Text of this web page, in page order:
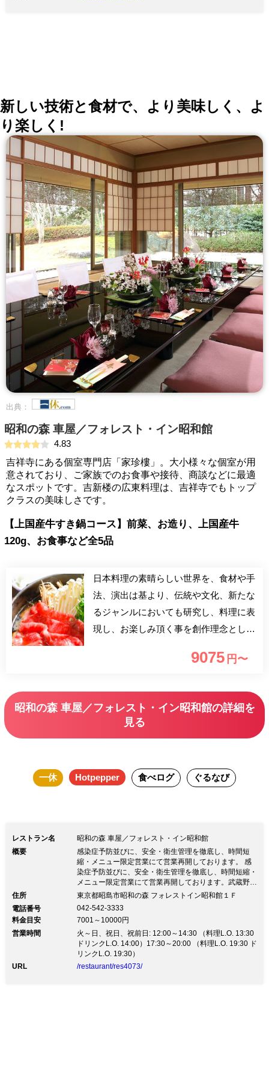
新しい技術と食材で、より美味しく、よ
り楽しく!
出典：
昭和の森 車屋／フォレスト・イン昭和館
4.83
吉祥寺にある個室専門店「家珍樓」。大小様々な個室が用
意されており、ご家族でのお食事や接待、商談などに最適
なスポットです。吉新楼の広東料理は、吉祥寺でもトップ
クラスの美味しさです。
【上国産牛すき鍋コース】前菜、お造り、上国産牛
120g、お食事など全5品
日本料理の素晴らしい世界を、食材や手
法、演出は基より、伝統や文化、新たな
るジャンルにおいても研究し、料理に表
現し、お楽しみ頂く事を創作理念とし、
ます。四季折々の食材を使用しておりま
9075 円〜
昭和の森 車屋／フォレスト・イン昭和館の詳細を
見る
一休 Hotpepper 食べログ ぐるなび
レストラン名
昭和の森 車屋／フォレスト・イン昭和館
概要
感染症予防並びに、安全・衛生管理を徹底し、時間短
縮・メニュー限定営業にて営業再開しております。 感
染症予防並びに、安全・衛生管理を徹底し、時間短縮・
メニュー限定営業にて営業再開しております。武蔵野の
自然の森や、四季それぞれに輝く樹々、 池を配した庭
武蔵野の面影を残した森の中にしっとりと佇む「昭和の
森 車屋」池を配した庭園と水辺に浮かぶ 数寄屋造りの
ダイニングルームや広間、座敷、テーブル個室に西欧風
のカフェテラスなどをご用意。 庭園を眺めながら季節
のお料理を、心のこもったおもてなしでゆったりとお過
ごし下さい。
住所
東京都昭島市昭和の森 フォレストイン昭和館１Ｆ
電話番号
042-542-3333
料金目安
7001～10000円
営業時間
火～日、祝日、祝前日: 12:00～14:30 （料理L.O. 13:30
ドリンクL.O. 14:00）17:30～20:00 （料理L.O. 19:30 ド
リンクL.O. 19:30）
URL
/restaurant/res4073/